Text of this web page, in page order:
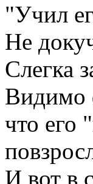
"Учил
Не
Слегка
Видимо
что его
И вот в